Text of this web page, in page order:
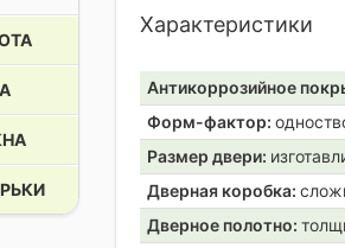
Характеристики
Антикоррозийное
Форм-фактор:
Размер двери:
Дверная коробка:
Дверное полотно: